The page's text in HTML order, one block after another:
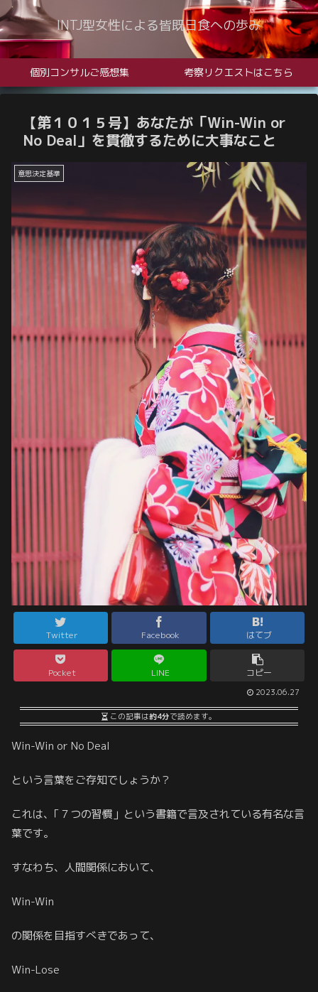
INTJ型女性による皆既日食への歩み
個別コンサルご感想集 考察リクエストはこちら
【第１０１５号】あなたが「Win-Win or
No Deal」を貫徹するために大事なこと
意思決定基準
Twitter Facebook はてブ
Pocket LINE コピー
2023.06.27
この記事は約4分で読めます。
Win-Win or No Deal
という言葉をご存知でしょうか？
これは、｢７つの習慣」という書籍で言及されている有名な言
葉です。
すなわち、人間関係において、
Win-Win
の関係を目指すべきであって、
Win-Lose